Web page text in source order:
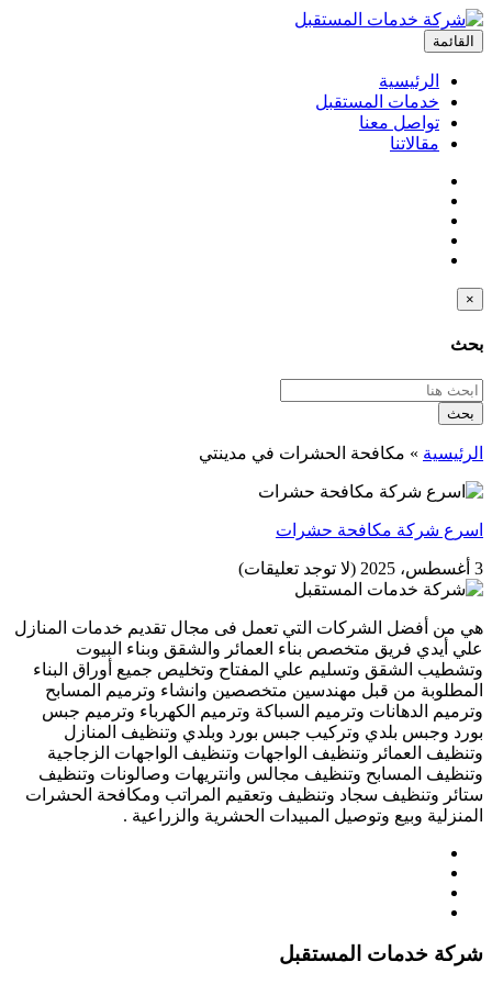
القائمة
الرئيسية
خدمات المستقبل
تواصل معنا
مقالاتنا
×
بحث
بحث
الرئيسية » مكافحة الحشرات في مدينتي
اسرع شركة مكافحة حشرات
3 أغسطس، 2025 (لا توجد تعليقات)
هي من أفضل الشركات التي تعمل فى مجال تقديم خدمات المنازل
علي أيدي فريق متخصص بناء العمائر والشقق وبناء البيوت
وتشطيب الشقق وتسليم علي المفتاح وتخليص جميع أوراق البناء
المطلوبة من قبل مهندسين متخصصين وانشاء وترميم المسابح
وترميم الدهانات وترميم السباكة وترميم الكهرباء وترميم جبس
بورد وجبس بلدي وتركيب جبس بورد وبلدي وتنظيف المنازل
وتنظيف العمائر وتنظيف الواجهات وتنظيف الواجهات الزجاجية
وتنظيف المسابح وتنظيف مجالس وانتريهات وصالونات وتنظيف
ستائر وتنظيف سجاد وتنظيف وتعقيم المراتب ومكافحة الحشرات
المنزلية وبيع وتوصيل المبيدات الحشرية والزراعية .
شركة خدمات المستقبل